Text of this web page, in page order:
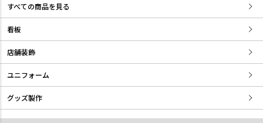
すべての商品を見る
看板
店舗装飾
ユニフォーム
グッズ製作